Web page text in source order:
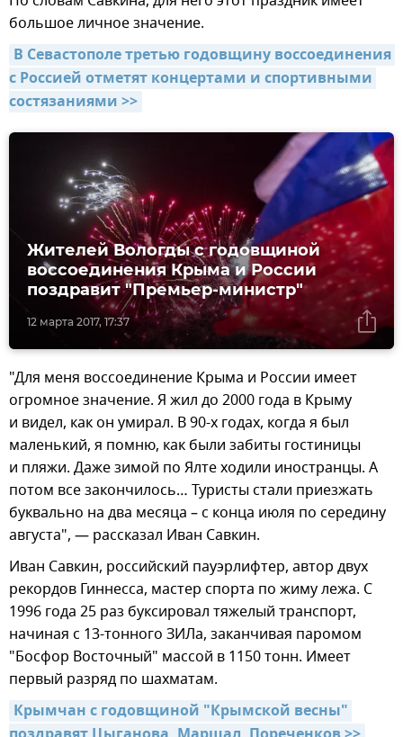
большое личное значение.
В Севастополе третью годовщину воссоединения
с Россией отметят концертами и спортивными
состязаниями >>
12 марта 2017, 17:37
Жителей Вологды с годовщиной
воссоединения Крыма и России
поздравит "Премьер-министр"
"Для меня воссоединение Крыма и России имеет
огромное значение. Я жил до 2000 года в Крыму
и видел, как он умирал. В 90-х годах, когда я был
маленький, я помню, как были забиты гостиницы
и пляжи. Даже зимой по Ялте ходили иностранцы. А
потом все закончилось… Туристы стали приезжать
буквально на два месяца – с конца июля по середину
августа", — рассказал Иван Савкин.
Иван Савкин, российский пауэрлифтер, автор двух
рекордов Гиннесса, мастер спорта по жиму лежа. С
1996 года 25 раз буксировал тяжелый транспорт,
начиная с 13-тонного ЗИЛа, заканчивая паромом
"Босфор Восточный" массой в 1150 тонн. Имеет
первый разряд по шахматам.
Крымчан с годовщиной "Крымской весны"